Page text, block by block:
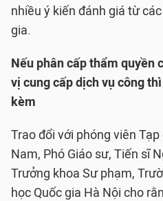
nhiều ý kiến đánh giá từ
gia.
Nếu phân cấp thẩm quyền
vị cung cấp dịch vụ công
kèm
Trao đổi với phóng viên
Nam, Phó Giáo sư, Tiến sĩ
Trưởng khoa Sư phạm,
học Quốc gia Hà Nội cho